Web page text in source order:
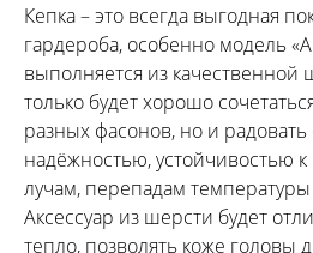
Кепка – это всегда выгодная
гардероба, особенно модель
выполняется из качественной
только будет хорошо
разных фасонов, но и радовать
надёжностью, устойчивостью
лучам, перепадам
Аксессуар из шерсти будет
тепло, позволять коже головы